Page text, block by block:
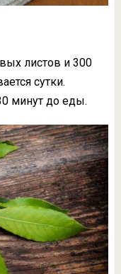
листов и 300
сутки.
минут до еды.